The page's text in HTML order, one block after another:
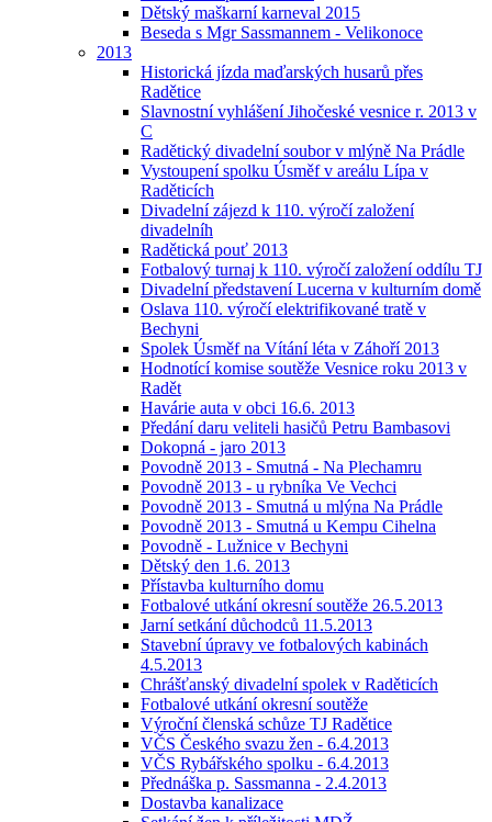
Dětský maškarní karneval 2015
Beseda s Mgr Sassmannem - Velikonoce
2013
Historická jízda maďarských husarů přes
Radětice
Slavnostní vyhlášení Jihočeské vesnice r. 2013 v
C
Radětický divadelní soubor v mlýně Na Prádle
Vystoupení spolku Úsměf v areálu Lípa v
Raděticích
Divadelní zájezd k 110. výročí založení
divadelníh
Radětická pouť 2013
Fotbalový turnaj k 110. výročí založení oddílu TJ
Divadelní představení Lucerna v kulturním domě
Oslava 110. výročí elektrifikované tratě v
Bechyni
Spolek Úsměf na Vítání léta v Záhoří 2013
Hodnotící komise soutěže Vesnice roku 2013 v
Radět
Havárie auta v obci 16.6. 2013
Předání daru veliteli hasičů Petru Bambasovi
Dokopná - jaro 2013
Povodně 2013 - Smutná - Na Plechamru
Povodně 2013 - u rybníka Ve Vechci
Povodně 2013 - Smutná u mlýna Na Prádle
Povodně 2013 - Smutná u Kempu Cihelna
Povodně - Lužnice v Bechyni
Dětský den 1.6. 2013
Přístavba kulturního domu
Fotbalové utkání okresní soutěže 26.5.2013
Jarní setkání důchodců 11.5.2013
Stavební úpravy ve fotbalových kabinách
4.5.2013
Chrášťanský divadelní spolek v Raděticích
Fotbalové utkání okresní soutěže
Výroční členská schůze TJ Radětice
VČS Českého svazu žen - 6.4.2013
VČS Rybářského spolku - 6.4.2013
Přednáška p. Sassmanna - 2.4.2013
Dostavba kanalizace